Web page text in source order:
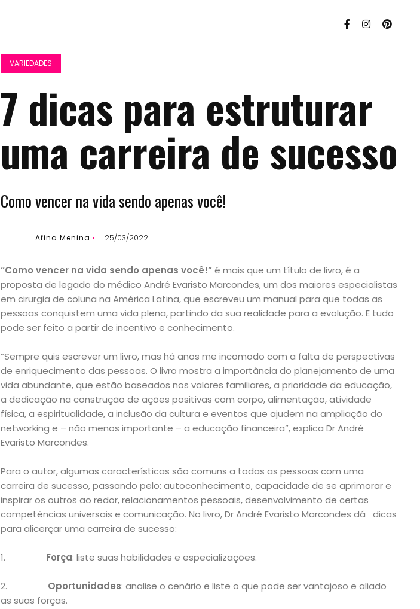
Início
Academia
VARIEDADES
7 dicas para estruturar
uma carreira de sucesso
Como vencer na vida sendo apenas você!
Afina Menina 25/03/2022
“Como vencer na vida sendo apenas você!”é mais que um título de livro, é a
proposta de legado do médico André Evaristo Marcondes, um dos maiores especialistas
em cirurgia de coluna na América Latina, que escreveu um manual para que todas as
pessoas conquistem uma vida plena, partindo da sua realidade para a evolução. E tudo
pode ser feito a partir de incentivo e conhecimento.
“Sempre quis escrever um livro, mas há anos me incomodo com a falta de perspectivas
de enriquecimento das pessoas. O livro mostra a importância do planejamento de uma
vida abundante, que estão baseados nos valores familiares, a prioridade da educação,
a dedicação na construção de ações positivas com corpo, alimentação, atividade
física, a espiritualidade, a inclusão da cultura e eventos que ajudem na ampliação do
networking e – não menos importante – a educação financeira”, explica Dr André
Evaristo Marcondes.
Para o autor, algumas características são comuns a todas as pessoas com uma
carreira de sucesso, passando pelo: autoconhecimento, capacidade de se aprimorar e
inspirar os outros ao redor, relacionamentos pessoais, desenvolvimento de certas
competências universais e comunicação. No livro, Dr André Evaristo Marcondes dá dicas
para alicerçar uma carreira de sucesso:
1. Força: liste suas habilidades e especializações.
2. Oportunidades: analise o cenário e liste o que pode ser vantajoso e aliado
as suas forças.